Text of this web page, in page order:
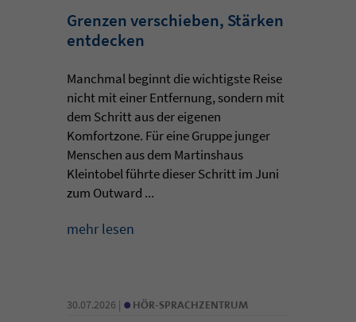
Grenzen verschieben, Stärken
entdecken
Manchmal beginnt die wichtigste Reise
nicht mit einer Entfernung, sondern mit
dem Schritt aus der eigenen
Komfortzone. Für eine Gruppe junger
Menschen aus dem Martinshaus
Kleintobel führte dieser Schritt im Juni
zum Outward ...
mehr lesen
30.07.2026 | • HÖR-SPRACHZENTRUM